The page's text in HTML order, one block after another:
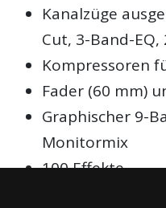
Kanalzüge
Cut, 3-Band-EQ,
Kompressoren
Fader (60 mm)
Graphischer 9-
Monitormix
100 Effekte